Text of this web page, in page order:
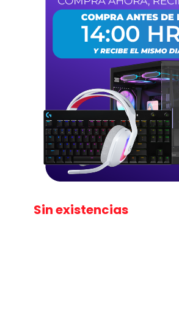
Sin existencias